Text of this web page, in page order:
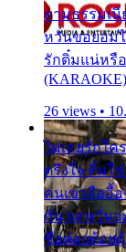
ตามธรรมเนี
หวั่นขอยอมไ
รักติ๋มแน่หรื
(KARAOKE)
26 views •
ไม่เคยรักใ
ตรึงใจ ติ๋มใ
คนเขาลืออื้
กัน แต่หวั่นจ
ชื่อต๋อยต้อยตุ้